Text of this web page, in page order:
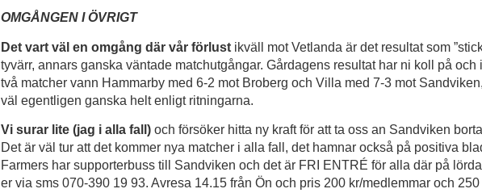
OMGÅNGEN I ÖVRIGT
Det vart väl en omgång där vår förlust ikväll mot Vetlanda är det resultat som
tyvärr, annars ganska väntade matchutgångar. Gårdagens resultat har ni koll på och
två matcher vann Hammarby med 6-2 mot Broberg och Villa med 7-3 mot
väl egentligen ganska helt enligt ritningarna.
Vi surar lite (jag i alla fall) och försöker hitta ny kraft för att ta oss an Sandviken
Det är väl tur att det kommer nya matcher i alla fall, det hamnar också på positiva
Farmers har supporterbuss till Sandviken och det är FRI ENTRÉ för alla där på
er via sms 070-390 19 93. Avresa 14.15 från Ön och pris 200 kr/medlemmar och